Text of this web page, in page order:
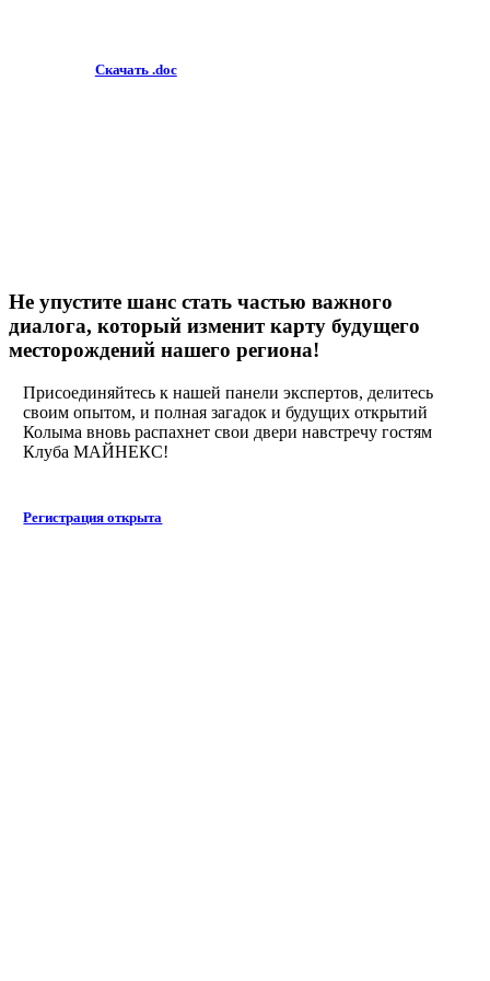
Скачать .doc
Не упустите шанс стать частью важного
диалога, который изменит карту будущего
месторождений нашего региона!
Присоединяйтесь к нашей панели экспертов, делитесь
своим опытом, и полная загадок и будущих открытий
Колыма вновь распахнет свои двери навстречу гостям
Клуба МАЙНЕКС!
Регистрация открыта